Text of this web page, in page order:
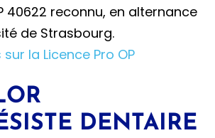
40622 reconnu, en alternance
de Strasbourg.
la Licence Pro OP
DENTAIRE